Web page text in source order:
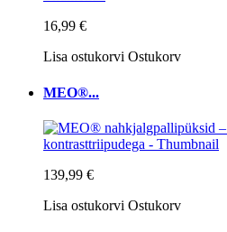
16,99 €
Lisa ostukorvi Ostukorv
MEO®...
139,99 €
Lisa ostukorvi Ostukorv